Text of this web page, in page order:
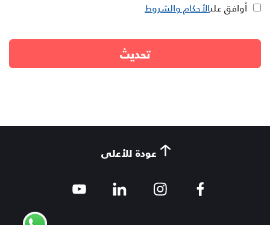
أوافق علىالأحكام والشروط
عودة للأعلى